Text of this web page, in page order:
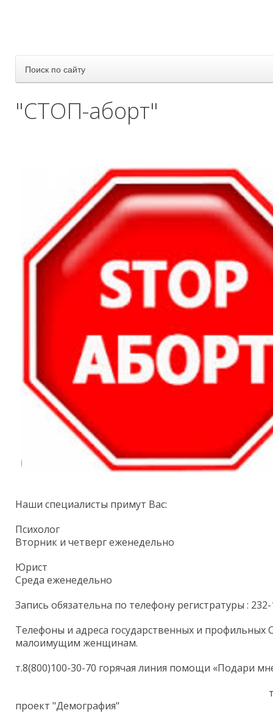
Поиск по сайту
"СТОП-аборт"
Наши специалисты примут Вас:
Психолог
Вторник и четверг еженедельно
Юрист
Среда еженедельно
Запись обязательна по телефону регистратуры :
Телефоны и адреса государственных и
малоимущим женщинам.
т.8(800)100-30-70 горячая линия помощи «Подари
т.800-200-04-92 горячая
проект "Демография"